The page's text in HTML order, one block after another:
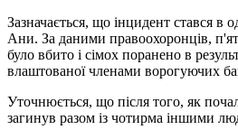
Зазначається, що інцидент стався в
Ани. За даними правоохоронців,
було вбито і сімох поранено в
влаштованої членами ворогуючих
Уточнюється, що після того, як
загинув разом із чотирма іншими